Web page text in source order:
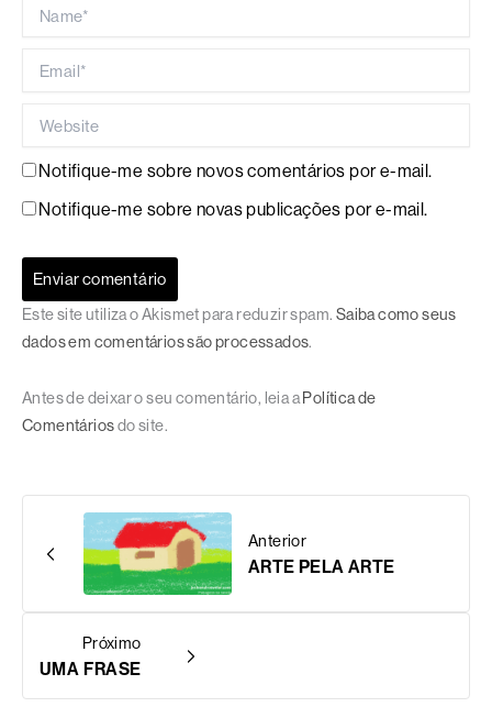
Notifique-me sobre novos comentários por e-mail.
Notifique-me sobre novas publicações por e-mail.
Este site utiliza o Akismet para reduzir spam. Saiba como seus
dados em comentários são processados.
Antes de deixar o seu comentário, leia a Política de
Comentáriosdo site.
Anterior
ARTE PELA ARTE
Próximo
UMA FRASE